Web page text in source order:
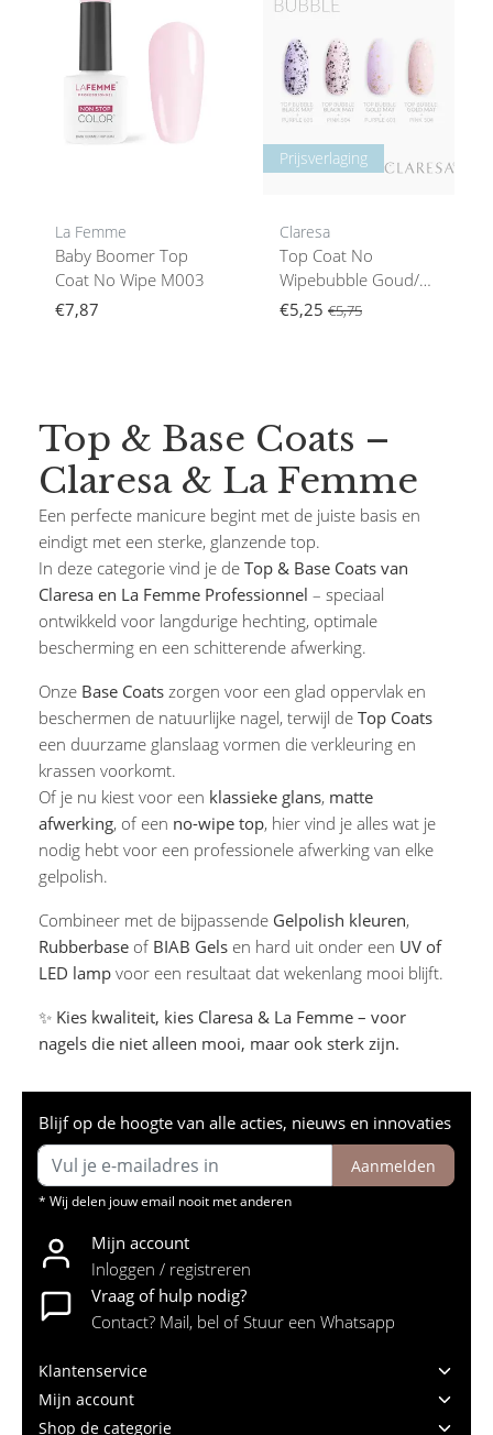
La Femme
Baby Boomer Top
Coat No Wipe M003
€7,87
Prijsverlaging
Claresa
Top Coat No
Wipebubble Goud/
Zwart5G
€5,25 €5,75
Top & Base Coats –
Claresa & La Femme
Een perfecte manicure begint met de juiste basis en
eindigt met een sterke, glanzende top.
In deze categorie vind je de Top & Base Coats van
Claresa en La Femme Professionnel – speciaal
ontwikkeld voor langdurige hechting, optimale
bescherming en een schitterende afwerking.
Onze Base Coats zorgen voor een glad oppervlak en
beschermen de natuurlijke nagel, terwijl de Top Coats
een duurzame glanslaag vormen die verkleuring en
krassen voorkomt.
Of je nu kiest voor een klassieke glans, matte
afwerking, of een no-wipe top, hier vind je alles wat je
nodig hebt voor een professionele afwerking van elke
gelpolish.
Combineer met de bijpassende Gelpolish kleuren,
Rubberbase of BIAB Gels en hard uit onder een UV of
LED lamp voor een resultaat dat wekenlang mooi blijft.
✨ Kies kwaliteit, kies Claresa & La Femme – voor
nagels die niet alleen mooi, maar ook sterk zijn.
Blijf op de hoogte van alle acties, nieuws en innovaties
Aanmelden
* Wij delen jouw email nooit met anderen
Mijn account
Inloggen / registreren
Vraag of hulp nodig?
Contact? Mail, bel of Stuur een Whatsapp
Klantenservice
Mijn account
Shop de categorie